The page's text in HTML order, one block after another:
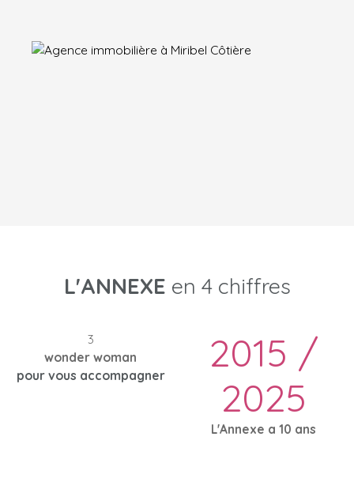
L'ANNEXE en 4 chiffres
3
wonder woman
pour vous accompagner
2015 /
2025
L'Annexe a 10 ans